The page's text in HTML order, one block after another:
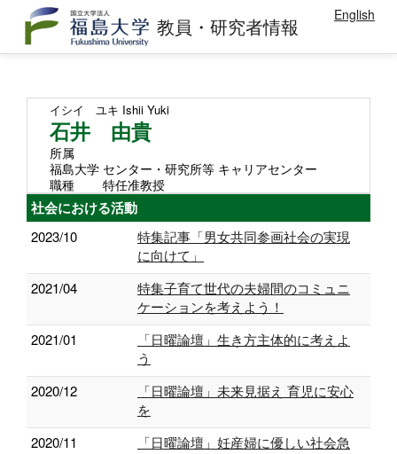
教員・研究者情報 English
イシイ ユキ Ishii Yuki
石井 由貴
所属
福島大学 センター・研究所等 キャリアセンター
職種
特任准教授
社会における活動
2023/10
特集記事「男女共同参画社会の実現
に向けて」
2021/04
特集子育て世代の夫婦間のコミュニ
ケーションを考えよう！
2021/01
「日曜論壇」生き方主体的に考えよ
う
2020/12
「日曜論壇」未来見据え 育児に安心
を
2020/11
「日曜論壇」妊産婦に優しい社会急